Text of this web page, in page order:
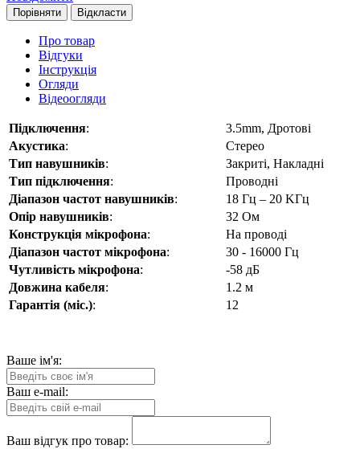
Порівняти Відкласти
Про товар
Відгуки
Інструкція
Огляди
Відеоогляди
Підключення:
3.5mm, Дротові
Акустика:
Стерео
Тип навушників:
Закриті, Накладні
Тип підключення:
Проводні
Діапазон частот навушників:
18 Гц – 20 KГц
Опір навушників:
32 Ом
Конструкція мікрофона:
На проводі
Діапазон частот мікрофона:
30 - 16000 Гц
Чутливість мікрофона:
-58 дБ
Довжина кабеля:
1.2 м
Гарантія (міс.): 12
Ваше ім'я:
Ваш e-mail:
Ваш відгук про товар: